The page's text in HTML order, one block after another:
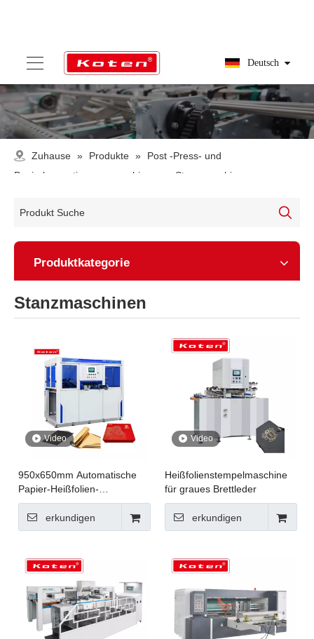
Deutsch
Zuhause » Produkte »
Post -Press- und
Papierkonvertierungsmaschinen
Stanzmaschinen
Produktkategorie
Stanzmaschinen
Video
950x650mm Automatische
Papier-Heißfolien-
Stempelmaschine für
Boxverpackungen JXZC-95
erkundigen
Video
Heißfolienstempelmaschine
für graues Brettleder
erkundigen